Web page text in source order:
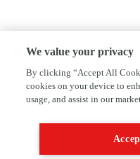
Markerkant 15 -14
1314AX Almere
0365245181
Sales@afsautomotive.nl
www.autofirst-salayi.nl/
advertentie correct weer te
worden ontleend aan de
We value your privacy
By clicking “Accept All
cookies on your device to
usage, and assist in our